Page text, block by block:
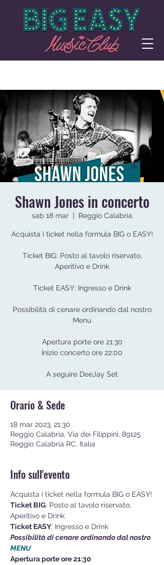
Shawn Jones in concerto
sab 18 mar
  |
Reggio Calabria
Acquista i ticket nella formula BIG o EASY!
Ticket BIG: Posto al tavolo riservato,
Aperitivo e Drink
Ticket EASY: Ingresso e Drink
Possibilità di cenare ordinando dal nostro
Menu
Apertura porte ore 21:30
Inizio concerto ore 22:00
A seguire DeeJay Set
Orario & Sede
18 mar 2023, 21:30
Reggio Calabria, Via dei Filippini, 89125
Reggio Calabria RC, Italia
Info sull'evento
Acquista i ticket nella formula BIG o EASY!
Ticket BIG: Posto al tavolo riservato,
Aperitivo e Drink
Ticket EASY: Ingresso e Drink
Possibilità di cenare ordinando dal nostro
MENU
Apertura porte ore 21:30